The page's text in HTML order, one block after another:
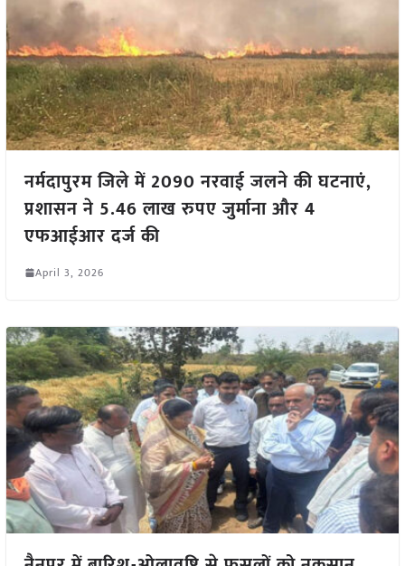
नर्मदापुरम जिले में 2090 नरवाई जलने की घटनाएं,
प्रशासन ने 5.46 लाख रुपए जुर्माना और 4
एफआईआर दर्ज की
April 3, 2026